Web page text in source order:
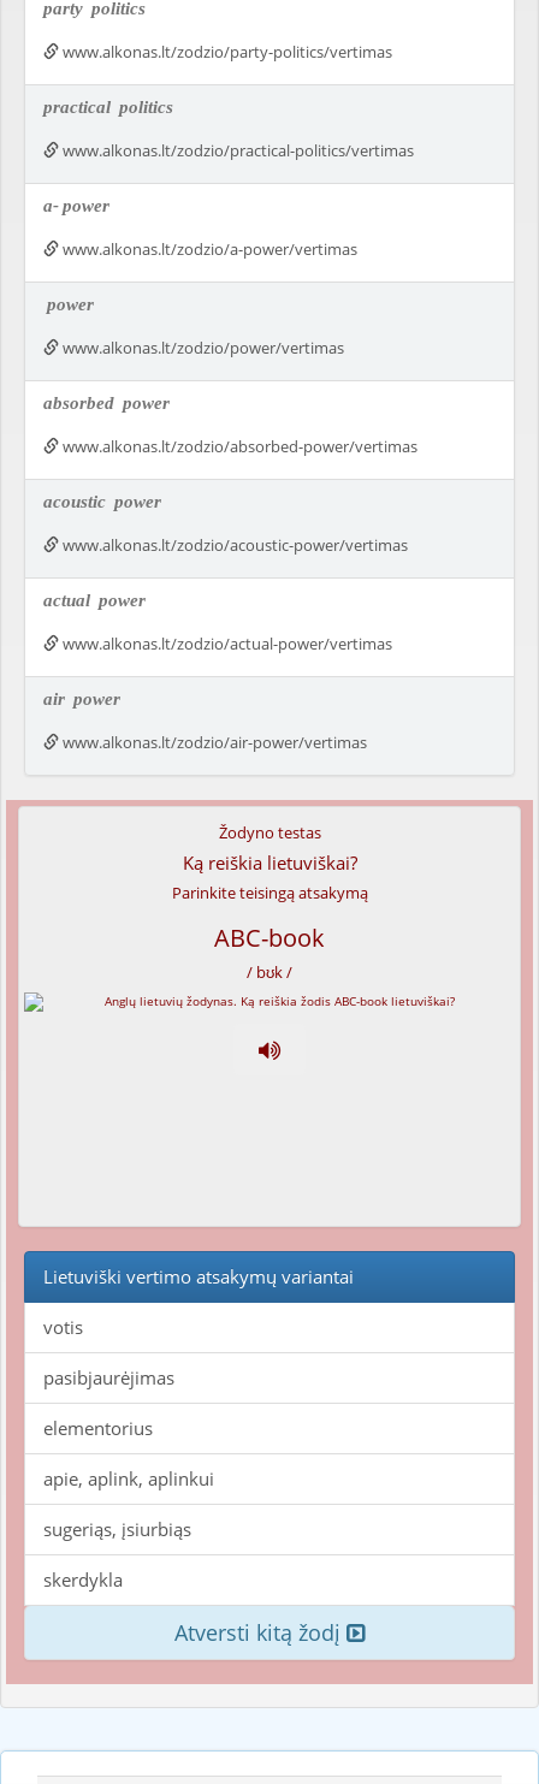
party politics
www.alkonas.lt/zodzio/party-politics/vertimas
practical politics
www.alkonas.lt/zodzio/practical-politics/vertimas
a-power
www.alkonas.lt/zodzio/a-power/vertimas
power
www.alkonas.lt/zodzio/power/vertimas
absorbed power
www.alkonas.lt/zodzio/absorbed-power/vertimas
acoustic power
www.alkonas.lt/zodzio/acoustic-power/vertimas
actual power
www.alkonas.lt/zodzio/actual-power/vertimas
air power
www.alkonas.lt/zodzio/air-power/vertimas
Žodyno testas
Ką reiškia lietuviškai?
Parinkite teisingą atsakymą
ABC-book
/ bʊk /
Lietuviški vertimo atsakymų variantai
votis
pasibjaurėjimas
elementorius
apie, aplink, aplinkui
sugeriąs, įsiurbiąs
skerdykla
Atversti kitą žodį